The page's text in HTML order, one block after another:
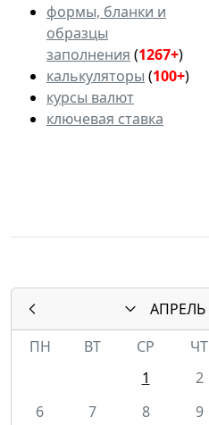
формы, бланки и
образцы
заполнения (1267+)
калькуляторы (100+)
курсы валют
ключевая ставка
АПРЕЛЬ
ПН
ВТ СР ЧТ
1
2
6
7 8 9